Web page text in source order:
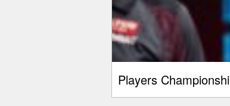
Players